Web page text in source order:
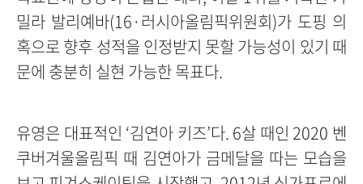
밀라 발리예바(16·러시아올림픽위원회)가 도핑 의
혹으로 향후 성적을 인정받지 못할 가능성이 있기 때
문에 충분히 실현 가능한 목표다.
유영은 대표적인 ‘김연아 키즈’다. 6살 때인 2020 벤
쿠버겨울올림픽 때 김연아가 금메달을 따는 모습을